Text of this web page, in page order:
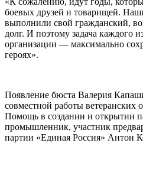
боевых друзей и товарищей.
выполнили свой гражданский,
долг. И поэтому задача каждого
организации — максимально
героях».
Появление бюста Валерия
совместной работы ветеранских
Помощь в создании и открытии
промышленник, участник
партии «Единая Россия» Антон